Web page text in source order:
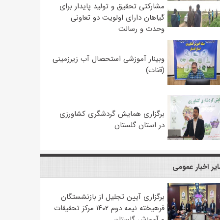
مشارکتی تحقیق و تولید پایدار برای
گیاهان دارای اولویت دو تعاونی
وحدت و رسالت
وبینار آموزشی استحصال آب زیرزمینی
(قنات)
برگزاری همایش گردشگری کشاورزی
در استان گلستان
اخبار عمومی
برگزاری آیین تجلیل از بازنشستگان
فرهیخته نیمه دوم ۱۴۰۲ مرکز تحقیقات